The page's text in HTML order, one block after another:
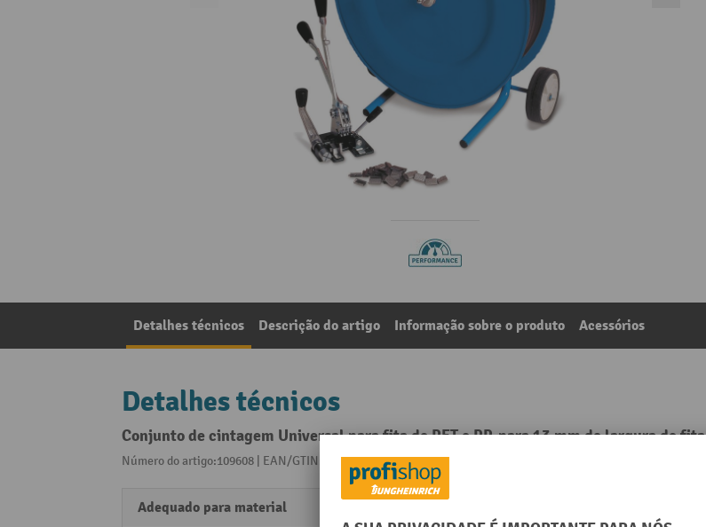
Detalhes técnicos Descrição do artigo Informação sobre o produto Acessórios
Detalhes técnicos
Conjunto de cintagem Universal para fita de PET e PP, para 13 mm de largura de fita
Número do artigo:109608 | EAN/GTIN:4030198175200Da categoria:
Adequado para material